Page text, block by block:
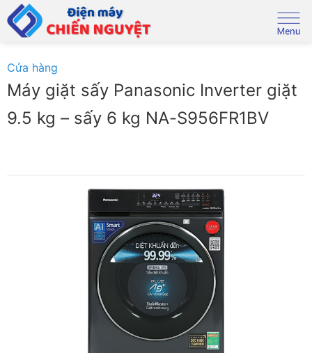
Skip
to
Cửa hàng
Máy giặt sấy Panasonic Inverter giặt
9.5 kg – sấy 6 kg NA-S956FR1BV